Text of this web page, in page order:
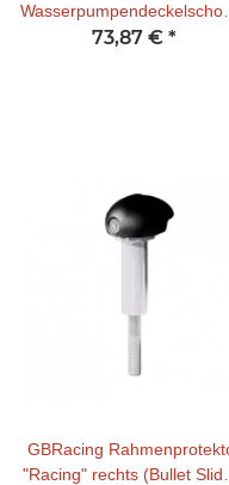
Yamaha R3 2015-21 / R2573,87 € *
GBRacing
"Racing" rechts (Bullet